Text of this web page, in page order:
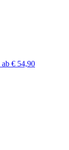
ab € 54,90